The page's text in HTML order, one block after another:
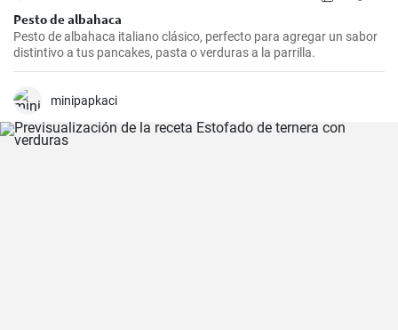
Pesto de albahaca
Pesto de albahaca italiano clásico, perfecto para agregar un sabor
distintivo a tus pancakes, pasta o verduras a la parrilla.
minipapkaci